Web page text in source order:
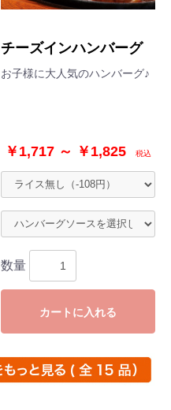
チーズインハンバーグ
お子様に大人気のハンバーグ♪
￥1,717 ～ ￥1,825 税込
数量
カートに入れる
ご注文手続きへ進む